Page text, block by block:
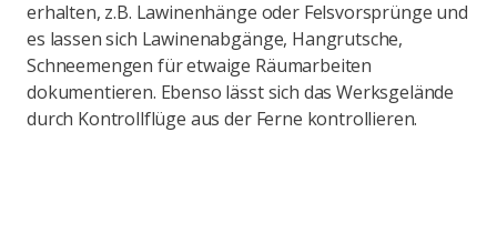
erhalten, z.B. Lawinenhänge oder Felsvorsprünge und
es lassen sich Lawinenabgänge, Hangrutsche,
Schneemengen für etwaige Räumarbeiten
dokumentieren. Ebenso lässt sich das Werksgelände
durch Kontrollflüge aus der Ferne kontrollieren.